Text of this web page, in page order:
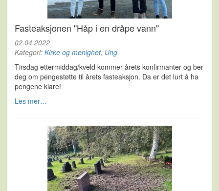
Fasteaksjonen "Håp i en dråpe vann"
02.04.2022
Kategori: Kirke og menighet, Ung
Tirsdag ettermiddag/kveld kommer årets konfirmanter og ber
deg om pengestøtte til årets fasteaksjon. Da er det lurt å ha
pengene klare!
Les mer…